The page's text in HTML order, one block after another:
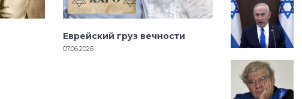
Еврейский груз вечности
07.06.2026